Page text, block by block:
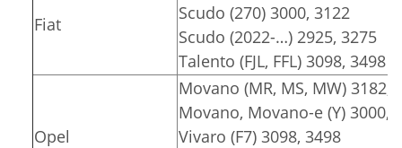
Fiat
Scudo (270) 3000, 3122
Scudo (2022-…) 2925, 3275
Talento (FJL, FFL) 3098, 3498
Opel
Movano (MR, MS, MW) 3182,
Movano, Movano-e (Y) 3000,
Vivaro (F7) 3098, 3498